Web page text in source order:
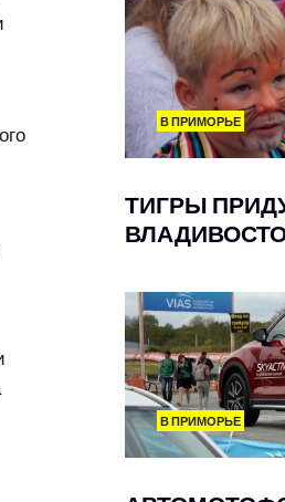
В ПРИМОРЬЕ
ТИГРЫ
В ПРИМОРЬЕ